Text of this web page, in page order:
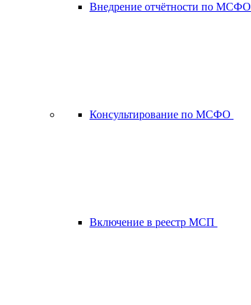
Внедрение отчётности по МСФО
Консультирование по МСФО
Включение в реестр МСП